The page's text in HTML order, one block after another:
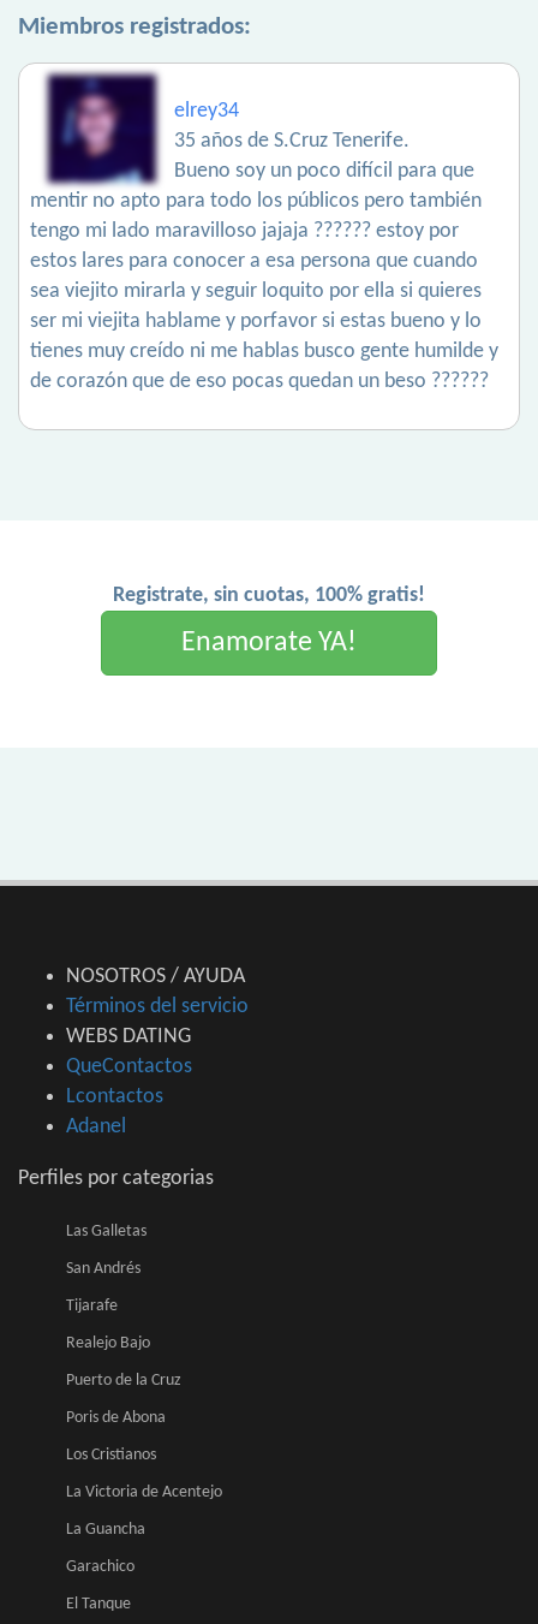
Miembros registrados:
elrey34
35 años de S.Cruz Tenerife.
Bueno soy un poco difícil para que
mentir no apto para todo los públicos pero también
tengo mi lado maravilloso jajaja ?????? estoy por
estos lares para conocer a esa persona que cuando
sea viejito mirarla y seguir loquito por ella si quieres
ser mi viejita hablame y porfavor si estas bueno y lo
tienes muy creído ni me hablas busco gente humilde y
de corazón que de eso pocas quedan un beso ??????
Registrate, sin cuotas, 100% gratis!
Enamorate YA!
NOSOTROS / AYUDA
Términos del servicio
WEBS DATING
QueContactos
Lcontactos
Adanel
Perfiles por categorias
Las Galletas
San Andrés
Tijarafe
Realejo Bajo
Puerto de la Cruz
Poris de Abona
Los Cristianos
La Victoria de Acentejo
La Guancha
Garachico
El Tanque